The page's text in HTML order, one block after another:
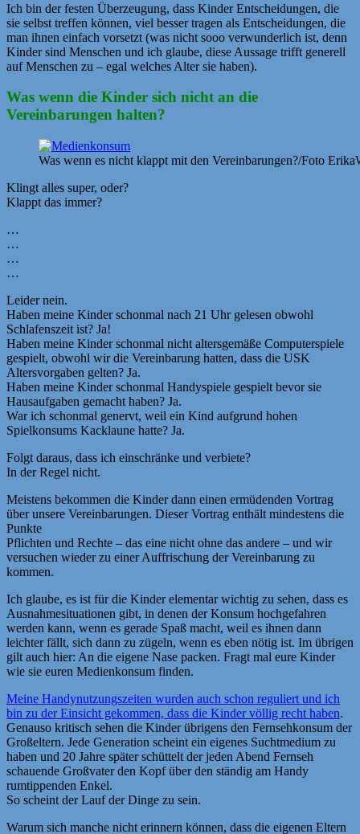
Ich bin der festen Überzeugung, dass Kinder Entscheidungen, die
sie selbst treffen können, viel besser tragen als Entscheidungen, die
man ihnen einfach vorsetzt (was nicht sooo verwunderlich ist, denn
Kinder sind Menschen und ich glaube, diese Aussage trifft generell
auf Menschen zu – egal welches Alter sie haben).
Was wenn die Kinder sich nicht an die
Vereinbarungen halten?
Was wenn es nicht klappt mit den Vereinbarungen?/Foto
Klingt alles super, oder?
Klappt das immer?
…
…
…
…
Leider nein.
Haben meine Kinder schonmal nach 21 Uhr gelesen obwohl
Schlafenszeit ist? Ja!
Haben meine Kinder schonmal nicht altersgemäße Computerspiele
gespielt, obwohl wir die Vereinbarung hatten, dass die USK
Altersvorgaben gelten? Ja.
Haben meine Kinder schonmal Handyspiele gespielt bevor sie
Hausaufgaben gemacht haben? Ja.
War ich schonmal genervt, weil ein Kind aufgrund hohen
Spielkonsums Kacklaune hatte? Ja.
Folgt daraus, dass ich einschränke und verbiete?
In der Regel nicht.
Meistens bekommen die Kinder dann einen ermüdenden Vortrag
über unsere Vereinbarungen. Dieser Vortrag enthält mindestens die
Punkte
Pflichten und Rechte – das eine nicht ohne das andere – und wir
versuchen wieder zu einer Auffrischung der Vereinbarung zu
kommen.
Ich glaube, es ist für die Kinder elementar wichtig zu sehen, dass es
Ausnahmesituationen gibt, in denen der Konsum hochgefahren
werden kann, wenn es gerade Spaß macht, weil es ihnen dann
leichter fällt, sich dann zu zügeln, wenn es eben nötig ist. Im übrigen
gilt auch hier: An die eigene Nase packen. Fragt mal eure Kinder
wie sie euren Medienkonsum finden.
Meine Handynutzungszeiten wurden auch schon reguliert und ich
bin zu der Einsicht gekommen, dass die Kinder völlig recht haben.
Genauso kritisch sehen die Kinder übrigens den Fernsehkonsum der
Großeltern. Jede Generation scheint ein eigenes Suchtmedium zu
haben und 20 Jahre später schüttelt der jeden Abend Fernseh
schauende Großvater den Kopf über den ständig am Handy
rumtippenden Enkel.
So scheint der Lauf der Dinge zu sein.
Warum sich manche nicht erinnern können, dass die eigenen Eltern